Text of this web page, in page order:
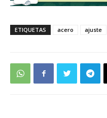
ETIQUETAS acero ajuste